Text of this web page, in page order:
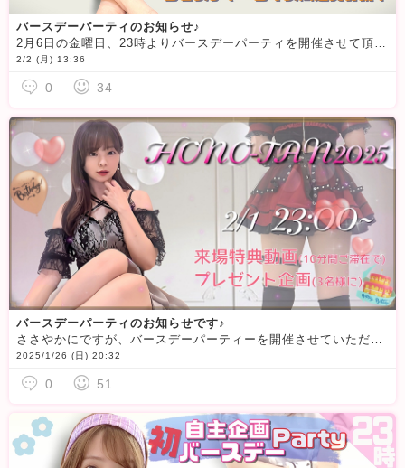
バースデーパーティのお知らせ♪
2/2 (月) 13:36
0 34
バースデーパーティのお知らせです♪
2025/1/26 (日) 20:32
0 51